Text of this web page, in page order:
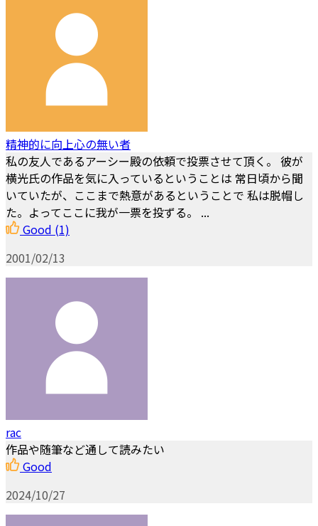
精神的に向上心の無い者
私の友人であるアーシー殿の依頼で投票させて頂く。 彼が
横光氏の作品を気に入っているということは 常日頃から聞
いていたが、ここまで熱意があるということで 私は脱帽し
た。よってここに我が一票を投ずる。 ...
Good (1)
2001/02/13
rac
作品や随筆など通して読みたい
Good
2024/10/27